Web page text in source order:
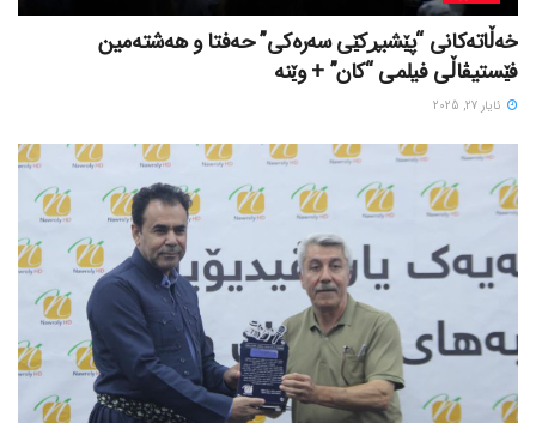
خه‌ڵاته‌کانی “پێشبڕکێی سه‌ره‌کی” حه‌فتا و هه‌شته‌مین
فێستیڤاڵی فیلمی “کان” + وێنە
ئایار 27, 2025